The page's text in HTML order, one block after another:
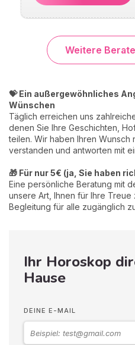
Weitere
💝 Ein außergewöhnliches
Wünschen
Täglich erreichen uns
denen Sie Ihre Geschichten,
teilen. Wir haben Ihren
verstanden und antworten mit
🎁 Für nur 5€ (ja, Sie haben
Eine persönliche Beratung mit
unsere Art, Ihnen für Ihre
Begleitung für alle zugänglich
Ihr Horoskop
Hause
DEINE E-MAIL